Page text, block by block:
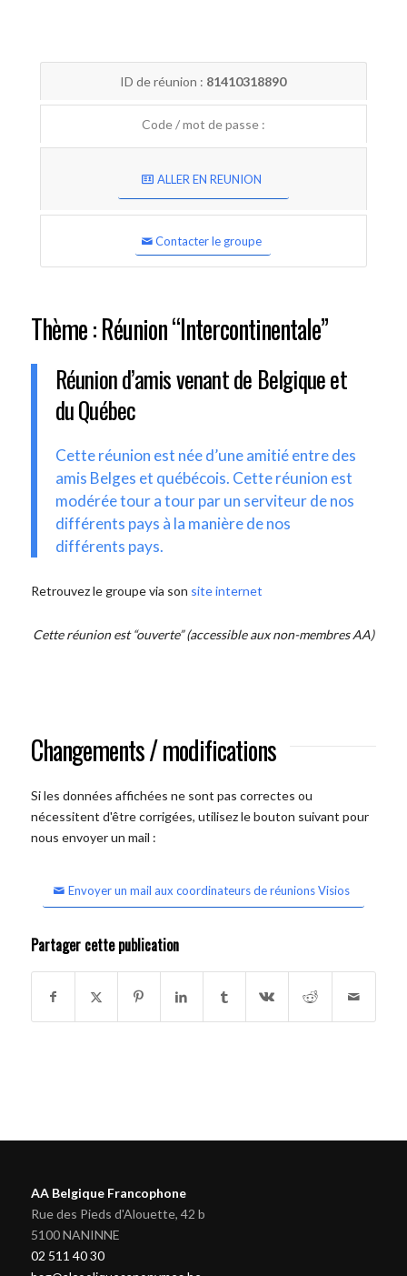
ID de réunion : 81410318890
Code / mot de passe :
ALLER EN REUNION
Contacter le groupe
Thème : Réunion “Intercontinentale”
Réunion d’amis venant de Belgique et
du Québec
Cette réunion est née d’une amitié entre des
amis Belges et québécois. Cette réunion est
modérée tour a tour par un serviteur de nos
différents pays à la manière de nos
différents pays.
Retrouvez le groupe via son site internet
Cette réunion est “ouverte” (accessible aux non-membres AA)
Changements / modifications
Si les données affichées ne sont pas correctes ou
nécessitent d'être corrigées, utilisez le bouton suivant pour
nous envoyer un mail :
Envoyer un mail aux coordinateurs de réunions Visios
Partager cette publication
AA Belgique Francophone
Rue des Pieds d'Alouette, 42 b
5100 NANINNE
02 511 40 30